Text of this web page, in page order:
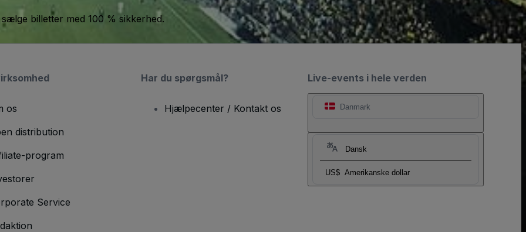
billetter med 100 % sikkerhed.
Live-events i hele verden
Danmark
Dansk
US$ Amerikanske dollar
os
distribution
program
Service
Har du spørgsmål?
Hjælpecenter / Kontakt os